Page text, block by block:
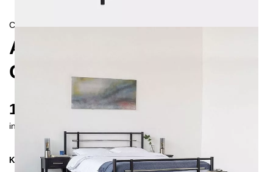
CONTEMPORAIN
AS METALLBETT 180X200
CM
1185 €
inkl. MwSt. inkl. Versandkosten (DE)
Kollektion
AS